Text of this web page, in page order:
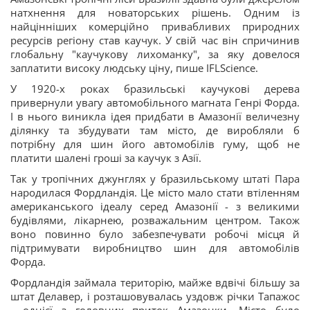
натхнення для новаторських рішень. Одним із
найцінніших комерційно привабливих природних
ресурсів регіону став каучук. У свій час він спричинив
глобальну "каучукову лихоманку", за яку довелося
заплатити високу людську ціну, пише IFLScience.
У 1920-х роках бразильські каучукові дерева
привернули увагу автомобільного магната Генрі Форда.
І в нього виникла ідея придбати в Амазонії величезну
ділянку та збудувати там місто, де виробляли б
потрібну для шин його автомобілів гуму, щоб не
платити шалені гроші за каучук з Азії.
Так у тропічних джунглях у бразильському штаті Пара
народилася Фордландія. Це місто мало стати втіленням
американського ідеалу серед Амазонії - з великими
будівлями, лікарнею, розважальним центром. Також
воно повинно було забезпечувати робочі місця й
підтримувати виробництво шин для автомобілів
Форда.
Фордландія займала територію, майже вдвічі більшу за
штат Делавер, і розташовувалась уздовж річки Тапажос